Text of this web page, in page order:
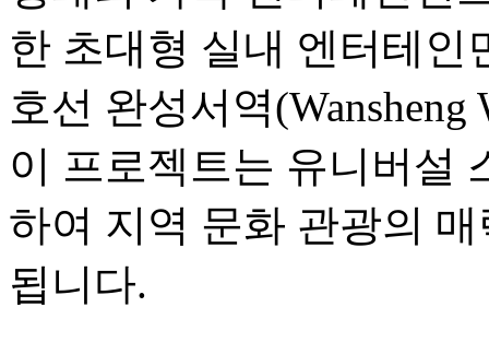
한 초대형 실내 엔터테인
호선 완성서역
이 프로젝트는 유니버설
하여 지역 문화 관광의
됩니다.